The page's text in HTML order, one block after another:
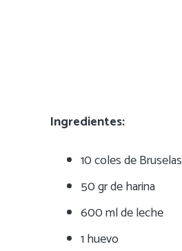
Ingredientes:
10 coles de Bruselas
50 gr de harina
600 ml de leche
1 huevo